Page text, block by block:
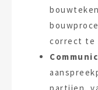
correct te